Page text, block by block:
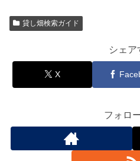
貸し畑検索ガイド
シェア
X
フォロ